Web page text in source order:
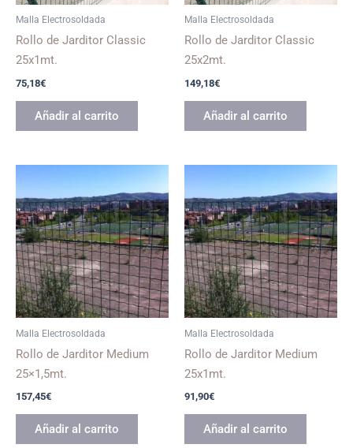
Malla Electrosoldada
Rollo de Jarditor Classic
25x1mt.
75,18€
Añadir al carrito
Malla Electrosoldada
Rollo de Jarditor Classic
25x2mt.
149,18€
Añadir al carrito
Malla Electrosoldada
Rollo de Jarditor Medium
25×1,5mt.
157,45€
Añadir al carrito
Malla Electrosoldada
Rollo de Jarditor Medium
25x1mt.
91,90€
Añadir al carrito